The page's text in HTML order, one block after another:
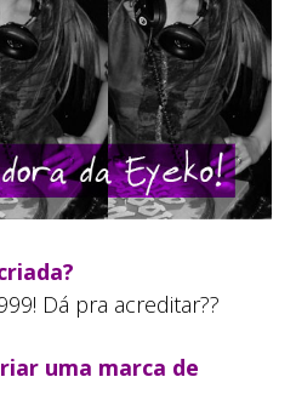
Dá pra acreditar??
uma marca de